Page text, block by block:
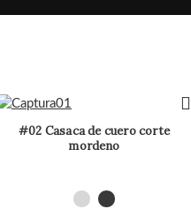
#02 Casaca de cuero corte
mordeno